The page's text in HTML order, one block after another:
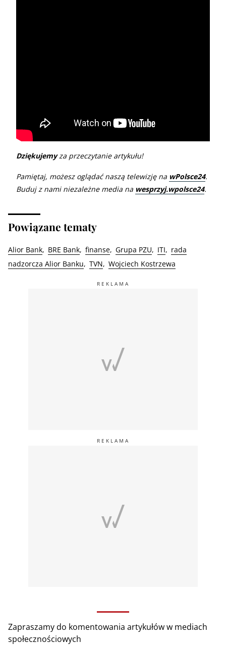
Dziękujemyza przeczytanie artykułu!
Pamiętaj, możesz oglądać naszą telewizję na wPolsce24.
Buduj z nami niezależne media na wesprzyj.wpolsce24.
Powiązane tematy
Alior Bank BRE Bank finanse Grupa PZU ITI
rada
nadzorcza Alior Banku
TVN Wojciech Kostrzewa
Zapraszamy do komentowania artykułów w mediach
społecznościowych